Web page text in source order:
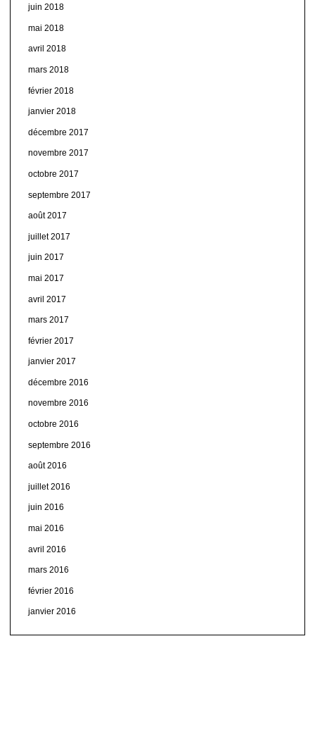
juin 2018
mai 2018
avril 2018
mars 2018
février 2018
janvier 2018
décembre 2017
novembre 2017
octobre 2017
septembre 2017
août 2017
juillet 2017
juin 2017
mai 2017
avril 2017
mars 2017
février 2017
janvier 2017
décembre 2016
novembre 2016
octobre 2016
septembre 2016
août 2016
juillet 2016
juin 2016
mai 2016
avril 2016
mars 2016
février 2016
janvier 2016